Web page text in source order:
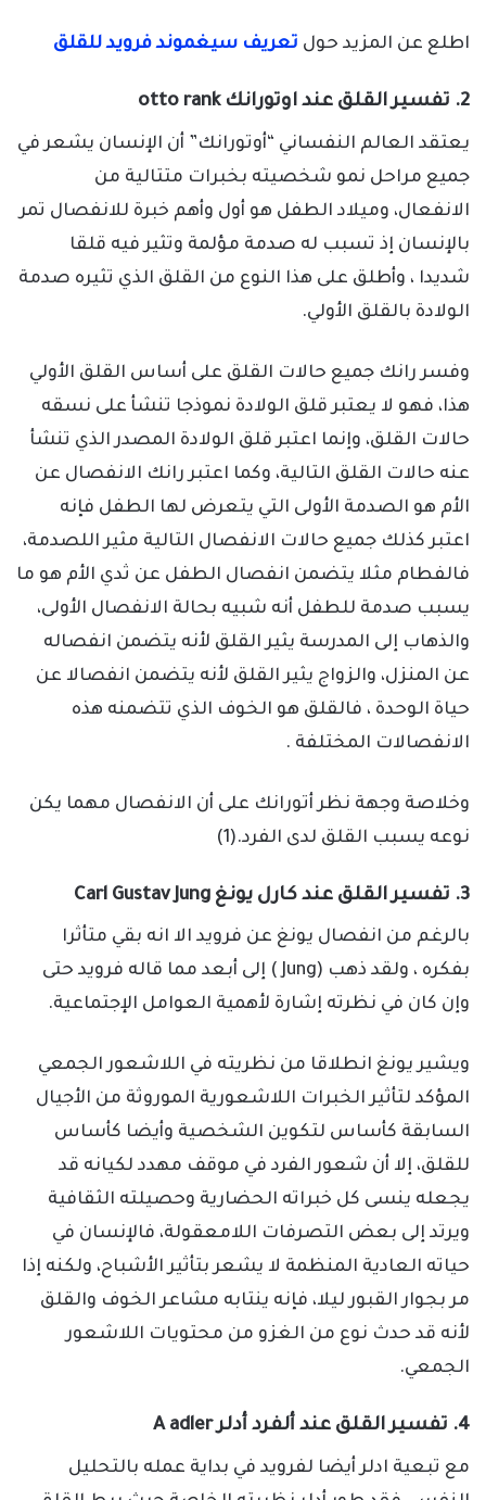
اطلع عن المزيد حول تعريف سيغموند فرويد للقلق
2. تفسير القلق عند اوتورانك otto rank
يعتقد العالم النفساني “أوتورانك” أن الإنسان يشعر في
جميع مراحل نمو شخصيته بخبرات متتالية من
الانفعال، وميلاد الطفل هو أول وأهم خبرة للانفصال تمر
بالإنسان إذ تسبب له صدمة مؤلمة وتثير فيه قلقا
شديدا ، وأطلق على هذا النوع من القلق الذي تثيره صدمة
الولادة بالقلق الأولي.
وفسر رانك جميع حالات القلق على أساس القلق الأولي
هذا، فهو لا يعتبر قلق الولادة نموذجا تنشأ على نسقه
حالات القلق، وإنما اعتبر قلق الولادة المصدر الذي تنشأ
عنه حالات القلق التالية، وكما اعتبر رانك الانفصال عن
الأم هو الصدمة الأولى التي يتعرض لها الطفل فإنه
اعتبر كذلك جميع حالات الانفصال التالية مثير اللصدمة،
فالفطام مثلا يتضمن انفصال الطفل عن ثدي الأم هو ما
يسبب صدمة للطفل أنه شبيه بحالة الانفصال الأولى،
والذهاب إلى المدرسة يثير القلق لأنه يتضمن انفصاله
عن المنزل، والزواج يثير القلق لأنه يتضمن انفصالا عن
حياة الوحدة ، فالقلق هو الخوف الذي تتضمنه هذه
الانفصالات المختلفة .
وخلاصة وجهة نظر أتورانك على أن الانفصال مهما يكن
نوعه يسبب القلق لدى الفرد.(1)
3. تفسير القلق عند كارل يونغ Carl Gustav Jung
بالرغم من انفصال يونغ عن فرويد الا انه بقي متأثرا
بفكره ، ولقد ذهب (Jung ) إلى أبعد مما قاله فرويد حتى
وإن كان في نظرته إشارة لأهمية العوامل الإجتماعية.
ويشير يونغ انطلاقا من نظريته في اللاشعور الجمعي
المؤكد لتأثير الخبرات اللاشعورية الموروثة من الأجيال
السابقة كأساس لتكوين الشخصية وأيضا كأساس
للقلق، إلا أن شعور الفرد في موقف مهدد لكيانه قد
يجعله ينسى كل خبراته الحضارية وحصيلته الثقافية
ويرتد إلى بعض التصرفات اللامعقولة، فالإنسان في
حياته العادية المنظمة لا يشعر بتأثير الأشباح، ولكنه إذا
مر بجوار القبور ليلا، فإنه ينتابه مشاعر الخوف والقلق
لأنه قد حدث نوع من الغزو من محتويات اللاشعور
الجمعي.
4. تفسير القلق عند ألفرد أدلر A adler
مع تبعية ادلر أيضا لفرويد في بداية عمله بالتحليل